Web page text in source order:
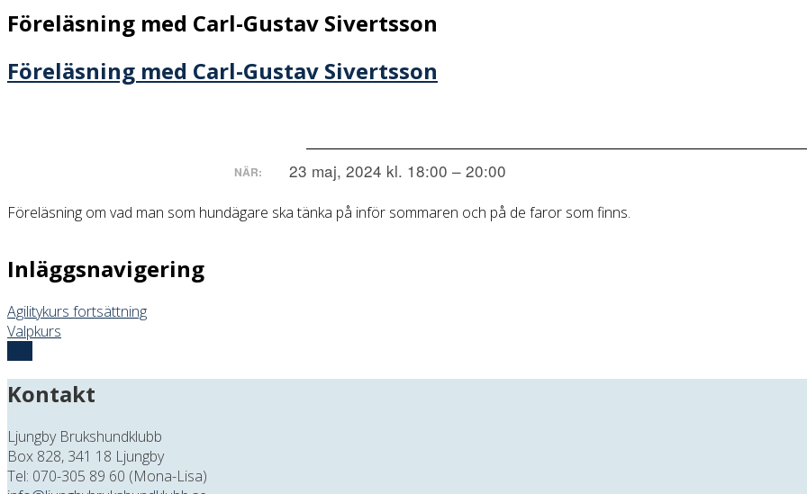
Föreläsning med Carl-Gustav Sivertsson
Föreläsning med Carl-Gustav Sivertsson
NÄR: 23 maj, 2024 kl. 18:00 – 20:00
Föreläsning om vad man som hundägare ska tänka på inför sommaren och på de faror som finns.
Inläggsnavigering
Agilitykurs fortsättning
Valpkurs
Kontakt
Ljungby Brukshundklubb
Box 828, 341 18 Ljungby
Tel: 070-305 89 60 (Mona-Lisa)